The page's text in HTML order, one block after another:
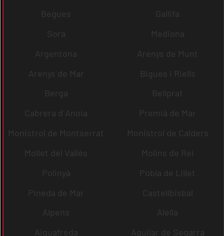
Begues
Gallifa
Sora
Mediona
Argentona
Arenys de Munt
Arenys de Mar
Bigues i Riells
Berga
Bellprat
Cabrera d´Anoia
Premià de Mar
Monistrol de Montserrat
Monistrol de Calders
Mollet del Vallès
Molins de Rei
Polinyà
Pobla de Lillet
Pineda de Mar
Castellbisbal
Alpens
Alella
Aiguafreda
Aguilar de Segarra